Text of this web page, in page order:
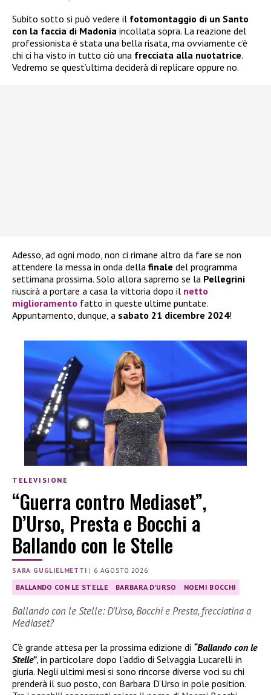
Subito sotto si può vedere il fotomontaggio di un Santo
con la faccia di Madonia incollata sopra. La reazione del
professionista è stata una bella risata, ma ovviamente c’è
chi ci ha visto in tutto ciò una frecciata alla nuotatrice.
Vedremo se quest’ultima deciderà di replicare oppure no.
Adesso, ad ogni modo, non ci rimane altro da fare se non
attendere la messa in onda della finale del programma
settimana prossima. Solo allora sapremo se la Pellegrini
riuscirà a portare a casa la vittoria dopo il netto
miglioramento fatto in queste ultime puntate.
Appuntamento, dunque, a sabato 21 dicembre 2024!
TELEVISIONE
“Guerra contro Mediaset”,
D’Urso, Presta e Bocchi a
Ballando con le Stelle
SARA GUGLIELMETTI | 6 AGOSTO 2026
BALLANDO CON LE STELLE BARBARA D'URSO NOEMI BOCCHI
Ballando con le Stelle: D’Urso, Bocchi e Presta, frecciatina a
Mediaset?
C’è grande attesa per la prossima edizione di “Ballando con le
Stelle”, in particolare dopo l’addio di Selvaggia Lucarelli in
giuria. Negli ultimi mesi si sono rincorse diverse voci su chi
prenderà il suo posto, con Barbara D’Urso in pole position.